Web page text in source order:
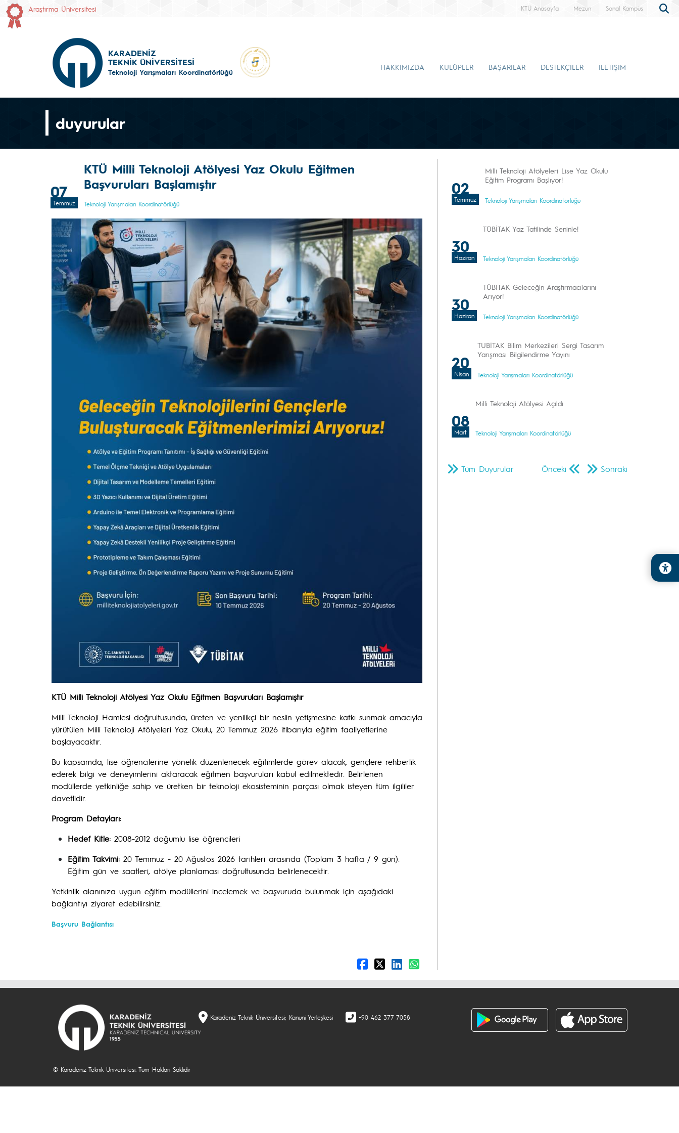
Araştırma Üniversitesi KTÜ Anasayfa Mezun Sanal Kampüs
KARADENİZ
TEKNİK ÜNİVERSİTESİ
Teknoloji Yarışmaları Koordinatörlüğü
HAKKIMIZDA KULÜPLER BAŞARILAR DESTEKÇİLER İLETİŞİM
duyurular
07
Temmuz
KTÜ Milli Teknoloji Atölyesi Yaz Okulu Eğitmen
Başvuruları Başlamıştır
Teknoloji Yarışmaları Koordinatörlüğü
KTÜ Milli Teknoloji Atölyesi Yaz Okulu Eğitmen Başvuruları Başlamıştır
Milli Teknoloji Hamlesi doğrultusunda, üreten ve yenilikçi bir neslin yetişmesine katkı sunmak amacıyla
yürütülen Milli Teknoloji Atölyeleri Yaz Okulu, 20 Temmuz 2026 itibarıyla eğitim faaliyetlerine
başlayacaktır.
Bu kapsamda, lise öğrencilerine yönelik düzenlenecek eğitimlerde görev alacak, gençlere rehberlik
ederek bilgi ve deneyimlerini aktaracak eğitmen başvuruları kabul edilmektedir. Belirlenen
modüllerde yetkinliğe sahip ve üretken bir teknoloji ekosisteminin parçası olmak isteyen tüm ilgililer
davetlidir.
Program Detayları:
Hedef Kitle: 2008-2012 doğumlu lise öğrencileri
Eğitim Takvimi: 20 Temmuz - 20 Ağustos 2026 tarihleri arasında (Toplam 3 hafta / 9 gün).
Eğitim gün ve saatleri, atölye planlaması doğrultusunda belirlenecektir.
Yetkinlik alanınıza uygun eğitim modüllerini incelemek ve başvuruda bulunmak için aşağıdaki
bağlantıyı ziyaret edebilirsiniz.
Başvuru Bağlantısı
02
Temmuz
Milli Teknoloji Atölyeleri Lise Yaz Okulu
Eğitim Programı Başlıyor!
Teknoloji Yarışmaları Koordinatörlüğü
30
Haziran
TÜBİTAK Yaz Tatilinde Seninle!
Teknoloji Yarışmaları Koordinatörlüğü
30
Haziran
TÜBİTAK Geleceğin Araştırmacılarını
Arıyor!
Teknoloji Yarışmaları Koordinatörlüğü
20
Nisan
TUBİTAK Bilim Merkezileri Sergi Tasarım
Yarışması Bilgilendirme Yayını
Teknoloji Yarışmaları Koordinatörlüğü
08
Mart
Milli Teknoloji Atölyesi Açıldı
Teknoloji Yarışmaları Koordinatörlüğü
Önceki Sonraki
Tüm Duyurular
Karadeniz Teknik Üniversitesi; Kanuni Yerleşkesi +90 462 377 7058
© Karadeniz Teknik Üniversitesi. Tüm Hakları Saklıdır